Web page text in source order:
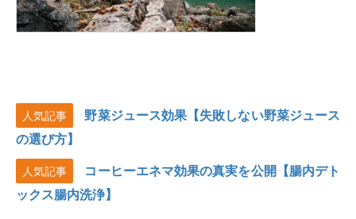
人気記事
野菜ジュース効果【失敗しない野菜ジュース
の選び方】
人気記事
コーヒーエネマ効果の真実を公開【腸内デト
ックス腸内洗浄】